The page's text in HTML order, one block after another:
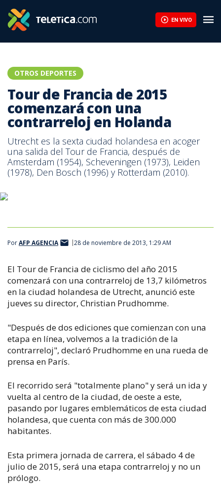
EN VIVO
OTROS DEPORTES
Tour de Francia de 2015
comenzará con una
contrarreloj en Holanda
Utrecht es la sexta ciudad holandesa en acoger
una salida del Tour de Francia, después de
Amsterdam (1954), Scheveningen (1973), Leiden
(1978), Den Bosch (1996) y Rotterdam (2010).
PorAFP AGENCIA 28 de noviembre de 2013, 1:29 AM
El Tour de Francia de ciclismo del año 2015
comenzará con una contrarreloj de 13,7 kilómetros
en la ciudad holandesa de Utrecht, anunció este
jueves su director, Christian Prudhomme.
"Después de dos ediciones que comienzan con una
etapa en línea, volvemos a la tradición de la
contrarreloj", declaró Prudhomme en una rueda de
prensa en París.
El recorrido será "totalmente plano" y será un ida y
vuelta al centro de la ciudad, de oeste a este,
pasando por lugares emblemáticos de esta ciudad
holandesa, que cuenta con más de 300.000
habitantes.
Esta primera jornada de carrera, el sábado 4 de
julio de 2015, será una etapa contrarreloj y no un
prólogo.